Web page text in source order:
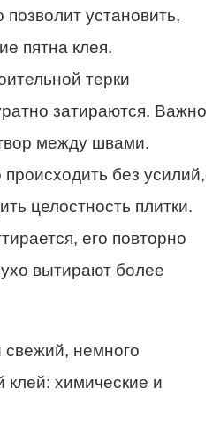
позволит установить,
пятна клея.
терки
затираются. Важно
между швами.
без усилий,
целостность плитки.
его повторно
вытирают более